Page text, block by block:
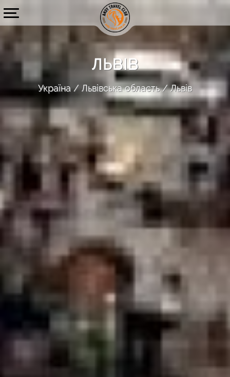
ЛЬВІВ
Україна Львівська область Львів